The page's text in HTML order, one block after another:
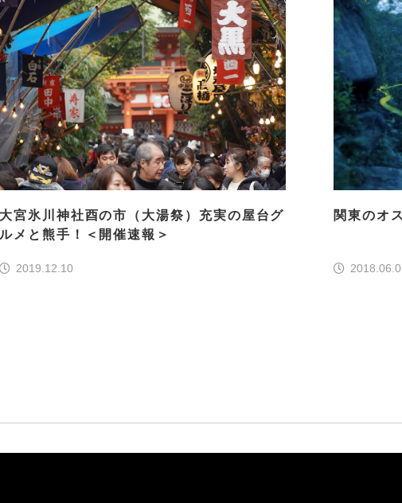
大宮氷川神社酉の市（大湯祭）充実の屋台グ
ルメと熊手！＜開催速報＞
2019.12.10
関東のオ